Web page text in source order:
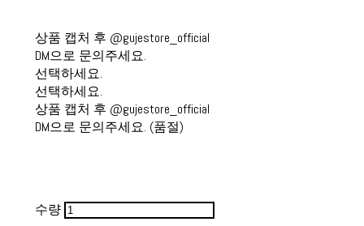
상품 캡처 후 @gujestore_official
DM으로 문의주세요.
선택하세요.
선택하세요.
상품 캡처 후 @gujestore_official
DM으로 문의주세요. (품절)
수량